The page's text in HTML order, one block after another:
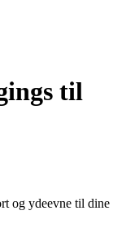
til
og ydeevne til dine